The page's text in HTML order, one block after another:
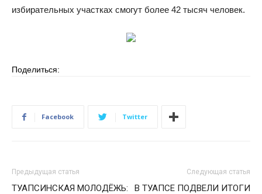
избирательных участках смогут более 42 тысяч человек.
Поделиться:
Facebook Twitter
Предыдущая статья
ТУАПСИНСКАЯ МОЛОДЁЖЬ:
Следующая статья
В ТУАПСЕ ПОДВЕЛИ ИТОГИ